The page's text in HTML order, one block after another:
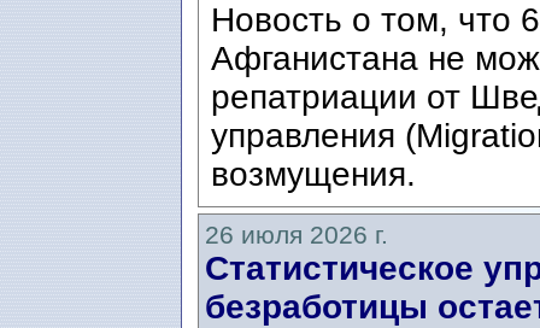
Новость о том, что
Афганистана не
репатриации от
управления
возмущения.
26 июля 2026 г.
Статистическое
безработицы